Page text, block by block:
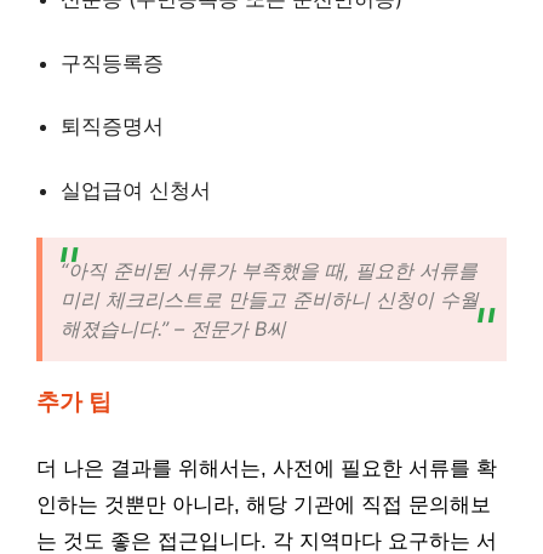
구직등록증
퇴직증명서
실업급여 신청서
“아직 준비된 서류가 부족했을 때, 필요한 서류를
미리 체크리스트로 만들고 준비하니 신청이 수월
해졌습니다.” – 전문가 B씨
추가 팁
더 나은 결과를 위해서는, 사전에 필요한 서류를 확
인하는 것뿐만 아니라, 해당 기관에 직접 문의해보
는 것도 좋은 접근입니다. 각 지역마다 요구하는 서